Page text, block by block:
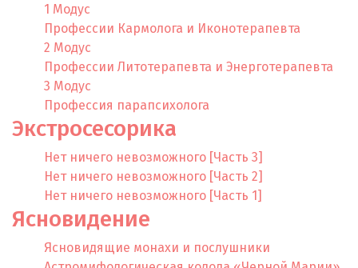
1 Модус
Профессии Кармолога и Иконотерапевта
2 Модус
Профессии Литотерапевта и Энерготерапевта
3 Модус
Профессия парапсихолога
Экстросесорика
Нет ничего невозможного [Часть 3]
Нет ничего невозможного [Часть 2]
Нет ничего невозможного [Часть 1]
Ясновидение
Ясновидящие монахи и послушники